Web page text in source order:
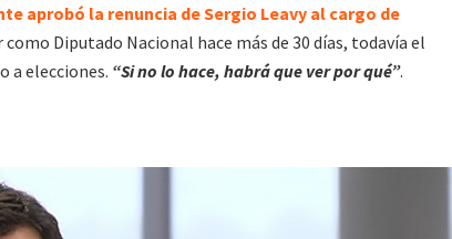
aprobó la renuncia de Sergio Leavy al cargo de
Diputado Nacional hace más de 30 días, todavía el
a elecciones. “Si no lo hace, habrá que ver por qué”.